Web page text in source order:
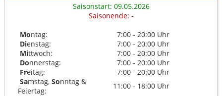
Saisonstart: 09.05.2026
Saisonende: -
Montag:
7:00 - 20:00 Uhr
Dienstag:
7:00 - 20:00 Uhr
Mittwoch:
7:00 - 20:00 Uhr
Donnerstag:
7:00 - 20:00 Uhr
Freitag:
7:00 - 20:00 Uhr
Samstag, Sonntag &
Feiertag:
11:00 - 18:00 Uhr